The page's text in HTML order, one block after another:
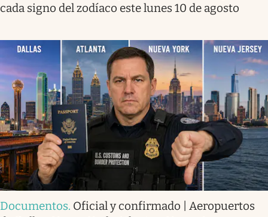
cada signo del zodíaco este lunes 10 de agosto
Documentos. Oficial y confirmado | Aeropuertos